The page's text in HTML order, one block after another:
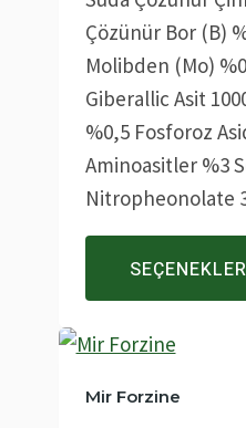
Çözünür Bor (B)
Molibden (Mo)
Giberallic Asit
%0,5 Fosforoz
Aminoasitler %3
Nitropheonolate
SEÇENEKLER
Mir Forzine